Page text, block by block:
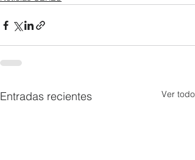
Entradas recientes Ver todo